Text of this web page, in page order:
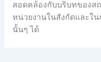
สอดคล้องกับบริบทของส
หน่วยงานในสังกัดและใ
นั้นๆ ได้